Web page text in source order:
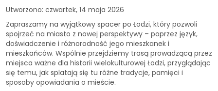
Utworzono: czwartek, 14 maja 2026
Zapraszamy na wyjątkowy spacer po Łodzi, który pozwoli
spojrzeć na miasto z nowej perspektywy – poprzez język,
doświadczenie i różnorodność jego mieszkanek i
mieszkańców. Wspólnie przejdziemy trasą prowadzącą przez
miejsca ważne dla historii wielokulturowej Łodzi, przyglądając
się temu, jak splatają się tu różne tradycje, pamięci i
sposoby opowiadania o mieście.